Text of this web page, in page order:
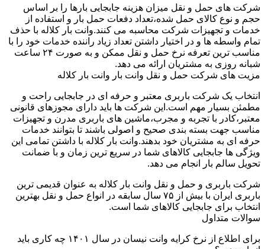
شرکت های حمل و نقل میزان هزینه جابجایی بارها را بر اساس
حجم و نوع کالای حمل شده،تعداد دفعات حمل بار و استفاده از
خدمات و تجهیزات شرکت محاسبه می کنند.وانت بار کلاله با حذف
تمام واسطه ها و در اختیار داشتن تعداد زیاد راننده خدمات خود را با
مناسب ترین تعرفه نرخ حمل و نقل ممکن و به صورت ۲۴ ساعت
شبانه روزی به مشتریان ارائه می دهد.
مزیت های شرکت حمل و نقل وانت بار وانت بار کلاله
انتخاب یک شرکت باربری معتبر و حرفه ای در جابجایی راحت و
مطمئن بسیار مهم است.این شرکت ها باید دارای مجوزهای قانونی
معتبر،کادر با تجربه و مجرب،ماشین های باربری مدرن و تجهیزات
مناسب جهت بسته بندی صحیح و اصولی باشند تا بتوانند خدمات
حرفه ای به مشتریان خود بدهند.وانت بار کلاله با داشتن تمامی این
ویژگی ها جابجایی کالاهای شما در سریع ترین زمان و با ضمانت
تحویل سالم بار انجام می دهد.
شرکت باربری و حمل و نقل وانت بار کلاله به عنوان قدیمی ترین
باربری ایران با بیش از ۷۵ سال سابقه در انواع حمل و نقل بهترین
انتخاب برای جابجایی کالاهای شما است.
سوالات متداول
برای اطلاع از نرخ کرایه وانت نیسان در سال ۱۴۰۱ چه کاری باید